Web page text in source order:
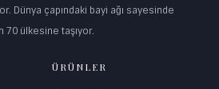
Dünya çapındaki bayi ağı sayesinde
70 ülkesine taşıyor.
ÜRÜNLER